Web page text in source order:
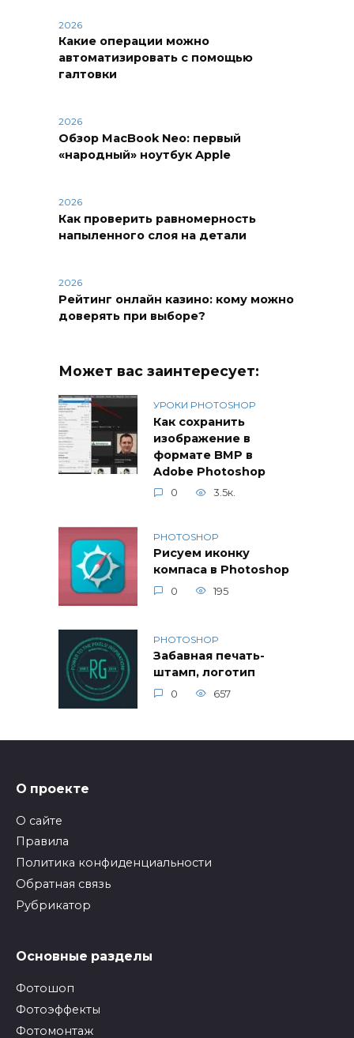
2026
Какие операции можно
автоматизировать с помощью
галтовки
2026
Обзор MacBook Neo: первый
«народный» ноутбук Apple
2026
Как проверить равномерность
напыленного слоя на детали
2026
Рейтинг онлайн казино: кому можно
доверять при выборе?
Может вас заинтересует:
УРОКИ PHOTOSHOP
Как сохранить
изображение в
формате BMP в
Adobe Photoshop
0 3.5к.
PHOTOSHOP
Рисуем иконку
компаса в Photoshop
0 195
PHOTOSHOP
Забавная печать-
штамп, логотип
0 657
О проекте
О сайте
Правила
Политика конфиденциальности
Обратная связь
Рубрикатор
Основные разделы
Фотошоп
Фотоэффекты
Фотомонтаж